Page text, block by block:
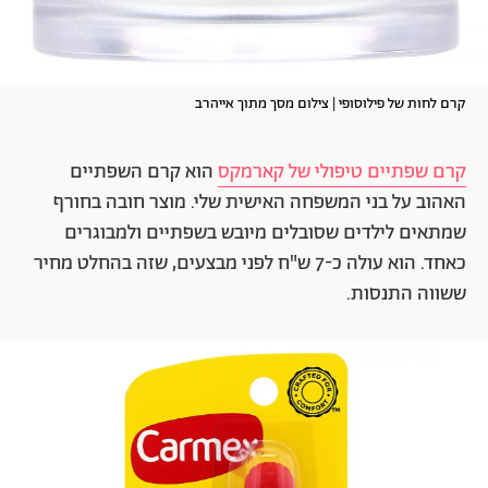
קרם לחות של פילוסופי | צילום מסך מתוך אייהרב
קרם שפתיים טיפולי של קארמקסהוא קרם השפתיים
האהוב על בני המשפחה האישית שלי. מוצר חובה בחורף
שמתאים לילדים שסובלים מיובש בשפתיים ולמבוגרים
כאחד. הוא עולה כ-7 ש"ח לפני מבצעים, שזה בהחלט מחיר
ששווה התנסות.